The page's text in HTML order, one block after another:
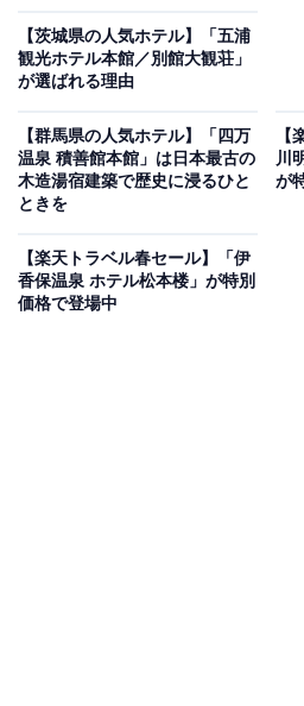
「富士の星空 エフジェイフォレ
宿泊可能です。
【茨城県の人気ホテル】「五浦
観光ホテル本館／別館大観荘」
が選ばれる理由
【群馬県の人気ホテル】「四万
温泉 積善館本館」は日本最古の
木造湯宿建築で歴史に浸るひと
ときを
【
川
が
【楽天トラベル春セール】「伊
香保温泉 ホテル松本楼」が特別
価格で登場中